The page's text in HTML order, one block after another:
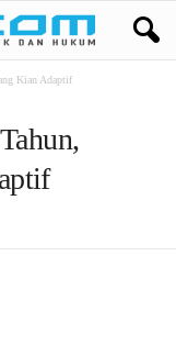
Kian Adaptif